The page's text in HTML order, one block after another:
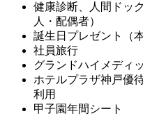
健康診断、人間ドッ
人・配偶者）
誕生日プレゼント（
社員旅行
グランドハイメディ
ホテルプラザ神戸優
利用
甲子園年間シート